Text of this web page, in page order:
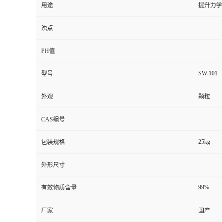
用途 提升力
浊点
PH值
型号 SW-101
外观 颗粒
CAS编号
包装规格 25kg
外形尺寸
有效物质含量 99%
厂家 国产